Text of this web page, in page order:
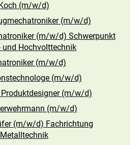
Koch (m/w/d)
(m/w/d)
(m/w/d) Schwerpunkt
und Hochvolttechnik
(m/w/d)
(m/w/d)
(m/w/d)
(m/w/d)
(m/w/d) Fachrichtung
Metalltechnik